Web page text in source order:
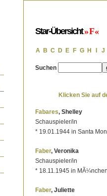
Star-Übersicht» F «
A B C D E F G H J
Suchen
Klicken Sie auf
Fabares, Shelley
Schauspieler/in
* 19.01.1944 in Santa
Faber, Veronika
Schauspieler/in
* 18.11.1945 in
Faber, Juliette